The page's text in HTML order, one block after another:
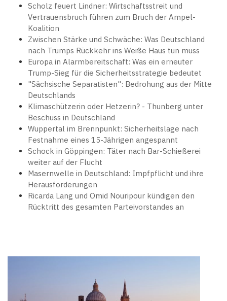
Scholz feuert Lindner: Wirtschaftsstreit und
Vertrauensbruch führen zum Bruch der Ampel-
Koalition
Zwischen Stärke und Schwäche: Was Deutschland
nach Trumps Rückkehr ins Weiße Haus tun muss
Europa in Alarmbereitschaft: Was ein erneuter
Trump-Sieg für die Sicherheitsstrategie bedeutet
"Sächsische Separatisten": Bedrohung aus der Mitte
Deutschlands
Klimaschützerin oder Hetzerin? - Thunberg unter
Beschuss in Deutschland
Wuppertal im Brennpunkt: Sicherheitslage nach
Festnahme eines 15-Jährigen angespannt
Schock in Göppingen: Täter nach Bar-Schießerei
weiter auf der Flucht
Masernwelle in Deutschland: Impfpflicht und ihre
Herausforderungen
Ricarda Lang und Omid Nouripour kündigen den
Rücktritt des gesamten Parteivorstandes an